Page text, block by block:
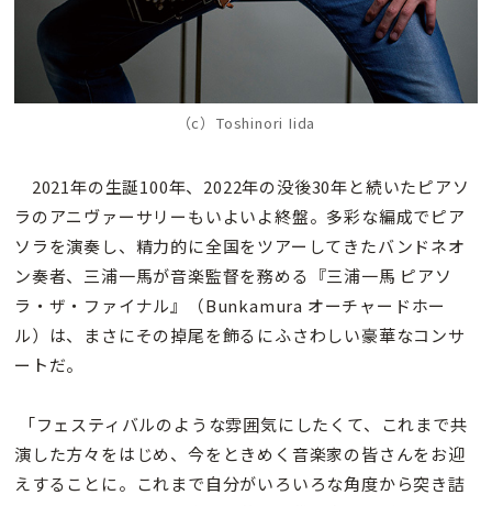
（c）Toshinori Iida
2021年の生誕100年、2022年の没後30年と続いたピアソ
ラのアニヴァーサリーもいよいよ終盤。多彩な編成でピア
ソラを演奏し、精力的に全国をツアーしてきたバンドネオ
ン奏者、三浦一馬が音楽監督を務める『三浦一馬 ピアソ
ラ・ザ・ファイナル』（Bunkamura オーチャードホー
ル）は、まさにその掉尾を飾るにふさわしい豪華なコンサ
ートだ。
「フェスティバルのような雰囲気にしたくて、これまで共
演した方々をはじめ、今をときめく音楽家の皆さんをお迎
えすることに。これまで自分がいろいろな角度から突き詰